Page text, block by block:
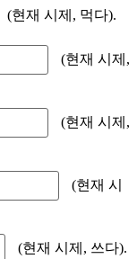
(현재 시제, 먹다).
(현재 시제,
(현재 시제,
(현재 시
(현재 시제, 쓰다).